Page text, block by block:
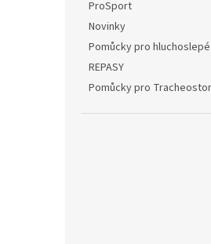
ProSport
Novinky
Pomůcky pro hluchoslepé
REPASY
Pomůcky pro